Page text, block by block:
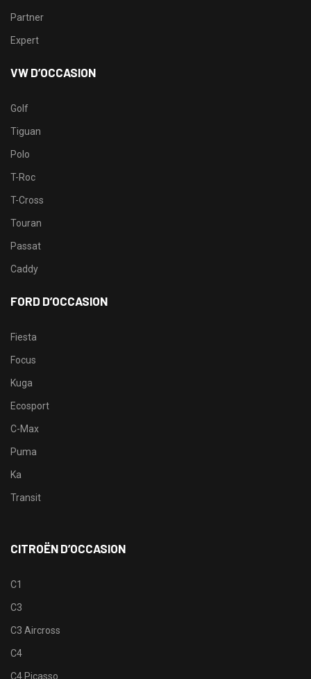
Partner
Expert
VW D’OCCASION
Golf
Tiguan
Polo
T-Roc
T-Cross
Touran
Passat
Caddy
FORD D’OCCASION
Fiesta
Focus
Kuga
Ecosport
C-Max
Puma
Ka
Transit
CITROËN D’OCCASION
C1
C3
C3 Aircross
C4
C4 Picasso